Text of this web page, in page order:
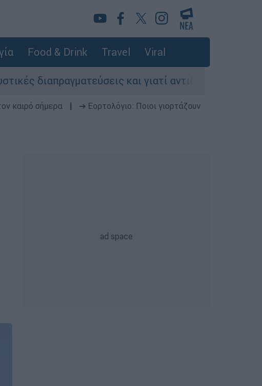
Food & Drink Travel Viral
και γιατί αντιδρούν οι ΗΠΑ
καιρό σήμερα
➔ Εορτολόγιο: Ποιοι γιορτάζουν